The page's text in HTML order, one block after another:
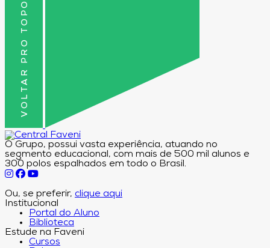
VOLTAR PRO TOPO
O Grupo, possui vasta experiência, atuando no
segmento educacional, com mais de 500 mil alunos e
300 polos espalhados em todo o Brasil.
Ou, se preferir, clique aqui
Institucional
Portal do Aluno
Biblioteca
Estude na Faveni
Cursos